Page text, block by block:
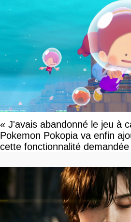
« J'avais abandonné le jeu à
Pokemon Pokopia va enfin
cette fonctionnalité